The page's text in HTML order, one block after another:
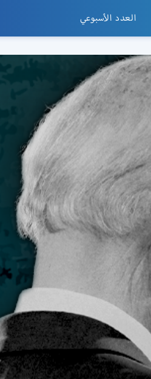
العدد الأسبوعي